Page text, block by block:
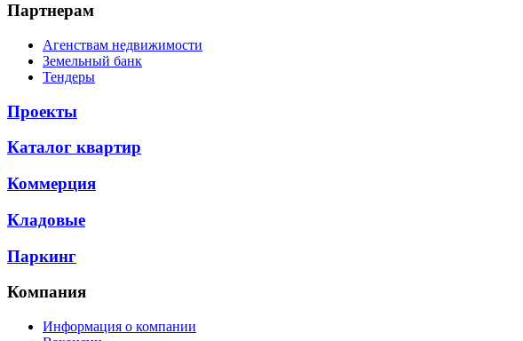
Партнерам
Агенствам недвижимости
Земельный банк
Тендеры
Проекты
Каталог квартир
Коммерция
Кладовые
Паркинг
Компания
Информация о компании